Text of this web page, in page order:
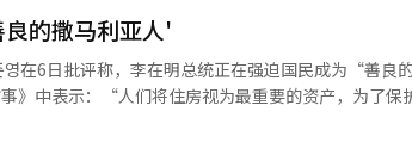
使得恢复民众信任的任务再次出现。虽然恢复信任
的撒马利亚人'
目的进行处理，遵循税制对策即可。” 他对政府最近发布